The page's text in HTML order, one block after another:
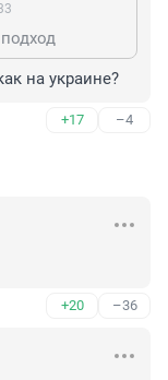
на украине?
+17 –4
+20 –36